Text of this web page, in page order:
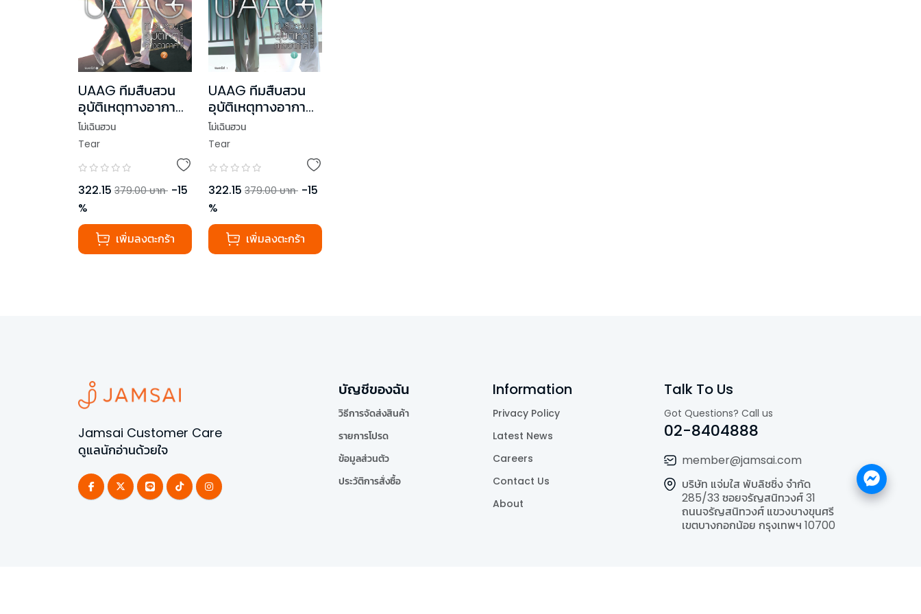
UAAG ทีมสืบสวน
อุบัติเหตุทางอากาศ
เล่ม 2
โม่เฉินฮวน
Tear
322.15 379.00 บาท -15
%
เพิ่มลงตะกร้า
UAAG ทีมสืบสวน
อุบัติเหตุทางอากาศ
เล่ม 1
โม่เฉินฮวน
Tear
322.15 379.00 บาท -15
%
เพิ่มลงตะกร้า
Jamsai Customer Care
ดูแลนักอ่านด้วยใจ
บัญชีของฉัน
วิธีการจัดส่งสินค้า
รายการโปรด
ข้อมูลส่วนตัว
ประวัติการสั่งซื้อ
Information
Privacy Policy
Latest News
Careers
Contact Us
About
Talk To Us
Got Questions? Call us
02-8404888
member@jamsai.com
บริษัท แจ่มใส พับลิชชิ่ง จำกัด
285/33 ซอยจรัญสนิทวงศ์ 31
ถนนจรัญสนิทวงศ์ แขวงบางขุนศรี
เขตบางกอกน้อย กรุงเทพฯ 10700